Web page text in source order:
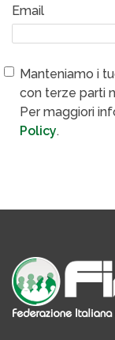
Email
Manteniamo i
con terze parti
Per maggiori
Policy.